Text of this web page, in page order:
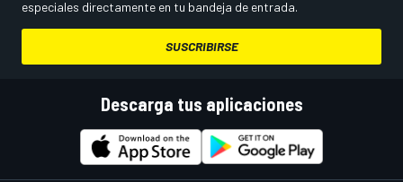
especiales directamente en tu bandeja de entrada.
SUSCRIBIRSE
Descarga tus aplicaciones